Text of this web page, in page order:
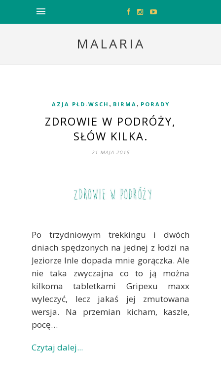
MALARIA
AZJA PŁD-WSCH , BIRMA , PORADY
ZDROWIE W PODRÓŻY,
SŁÓW KILKA.
21 MAJA 2015
Po trzydniowym trekkingu i dwóch
dniach spędzonych na jednej z łodzi na
Jeziorze Inle dopada mnie gorączka. Ale
nie taka zwyczajna co to ją można
kilkoma tabletkami Gripexu maxx
wyleczyć, lecz jakaś jej zmutowana
wersja. Na przemian kicham, kaszle,
pocę…
Czytaj dalej...